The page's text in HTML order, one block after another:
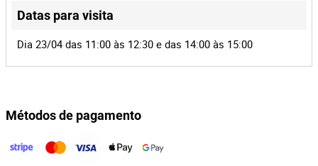
Datas para visita
Dia 23/04 das 11:00 às 12:30 e das 14:00 às 15:00
Métodos de pagamento